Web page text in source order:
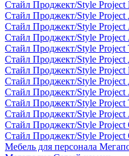
Стайл Проджект/Style Project
Стайл Проджект/Style Project
Стайл Проджект/Style Project
Стайл Проджект/Style
Стайл Проджект/Style
Стайл Проджект/Style
Стайл Проджект/Style
Стайл Проджект/Style
Стайл Проджект/Style
Стайл Проджект/Style
Стайл Проджект/Style
Стайл Проджект/Style
Стайл Проджект/Style
Мебель для персонала